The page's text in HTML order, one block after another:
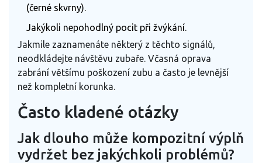
(černé skvrny).
Jakýkoli nepohodlný pocit při žvýkání.
Jakmile zaznamenáte některý z těchto signálů,
neodkládejte návštěvu zubaře. Včasná oprava
zabrání většímu poškození zubu a často je levnější
než kompletní korunka.
Často kladené otázky
Jak dlouho může kompozitní výplň
vydržet bez jakýchkoli problémů?